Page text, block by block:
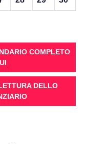
COMPLETO
DELLO